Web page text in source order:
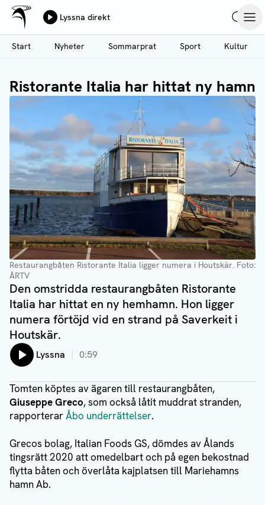
Hoppa
till
huvudinnehåll
Ålands Radio & TV
Lyssna direkt
Start
Nyheter Sommarprat Sport Kultur
Ristorante Italia har hittat ny hamn
Restaurangbåten Ristorante Italia ligger numera i Houtskär. Foto:
ÅRTV
Den omstridda restaurangbåten Ristorante
Italia har hittat en ny hemhamn. Hon ligger
numera förtöjd vid en strand på Saverkeit i
Houtskär.
Lyssna 0:59
Tomten köptes av ägaren till restaurangbåten,
Giuseppe Greco, som också låtit muddrat stranden,
rapporterarÅbo underrättelser.
Grecos bolag, Italian Foods GS, dömdes av Ålands
tingsrätt 2020 att omedelbart och på egen bekostnad
flytta båten och överlåta kajplatsen till Mariehamns
hamn Ab.